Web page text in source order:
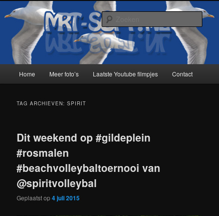
naar
primaire
inhoud
naar
secundaire
inhoudMRT-Soft
Home Meer foto’s Laatste Youtube filmpjes Contact
TAG ARCHIEVEN:SPIRIT
Dit weekend op #gildeplein
#rosmalen
#beachvolleybaltoernooi van
@spiritvolleybal
Geplaatst op4 juli 2015